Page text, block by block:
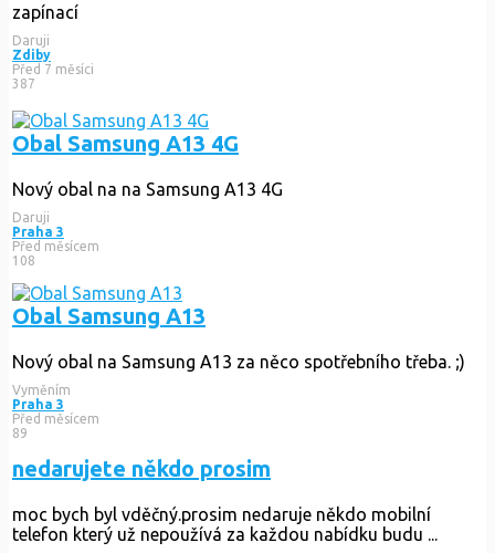
zapínací
Daruji
Zdiby
Před 7 měsíci
387
Obal Samsung A13 4G
Nový obal na na Samsung A13 4G
Daruji
Praha 3
Před měsícem
108
Obal Samsung A13
Nový obal na Samsung A13 za něco spotřebního třeba. ;)
Vyměním
Praha 3
Před měsícem
89
nedarujete někdo prosim
moc bych byl vděčný.prosim nedaruje někdo mobilní
telefon který už nepoužívá za každou nabídku budu ...